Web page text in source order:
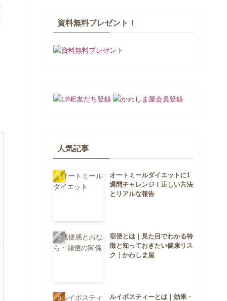
資料無料プレゼント！
人気記事
オートミールダイエットに1
週間チャレンジ！正しい方法
とリアルな報告
宿便とは｜見た目でわかる特
徴と知っておきたい健康リス
ク｜かわしま屋
ルイボスティーとは｜効果・